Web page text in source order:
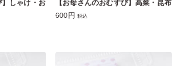
】しゃけ・お
【お母さんのおむすび】高菜・昆布
600円 税込